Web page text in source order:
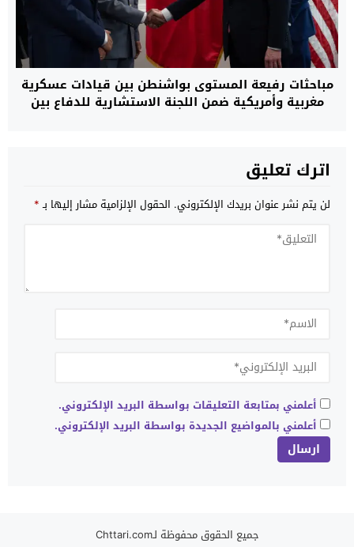
مباحثات رفيعة المستوى بواشنطن بين قيادات عسكرية
مغربية وأمريكية ضمن اللجنة الاستشارية للدفاع بين
اترك تعليق
لن يتم نشر عنوان بريدك الإلكتروني. الحقول الإلزامية مشار إليها بـ*
أعلمني بمتابعة التعليقات بواسطة البريد الإلكتروني.
أعلمني بالمواضيع الجديدة بواسطة البريد الإلكتروني.
جميع الحقوق محفوظة لـChttari.com